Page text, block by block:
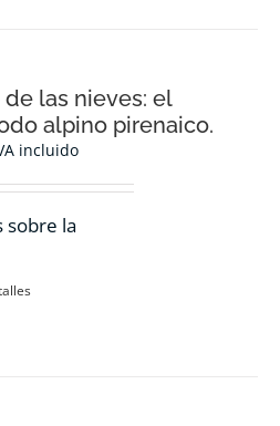
de las nieves: el
alpino pirenaico.
incluido
sobre la